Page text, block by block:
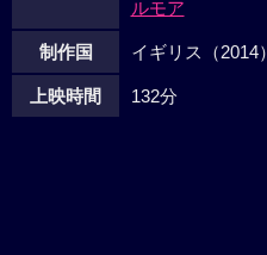
ルモア
制作国 イギリス（2014）
上映時間 132分